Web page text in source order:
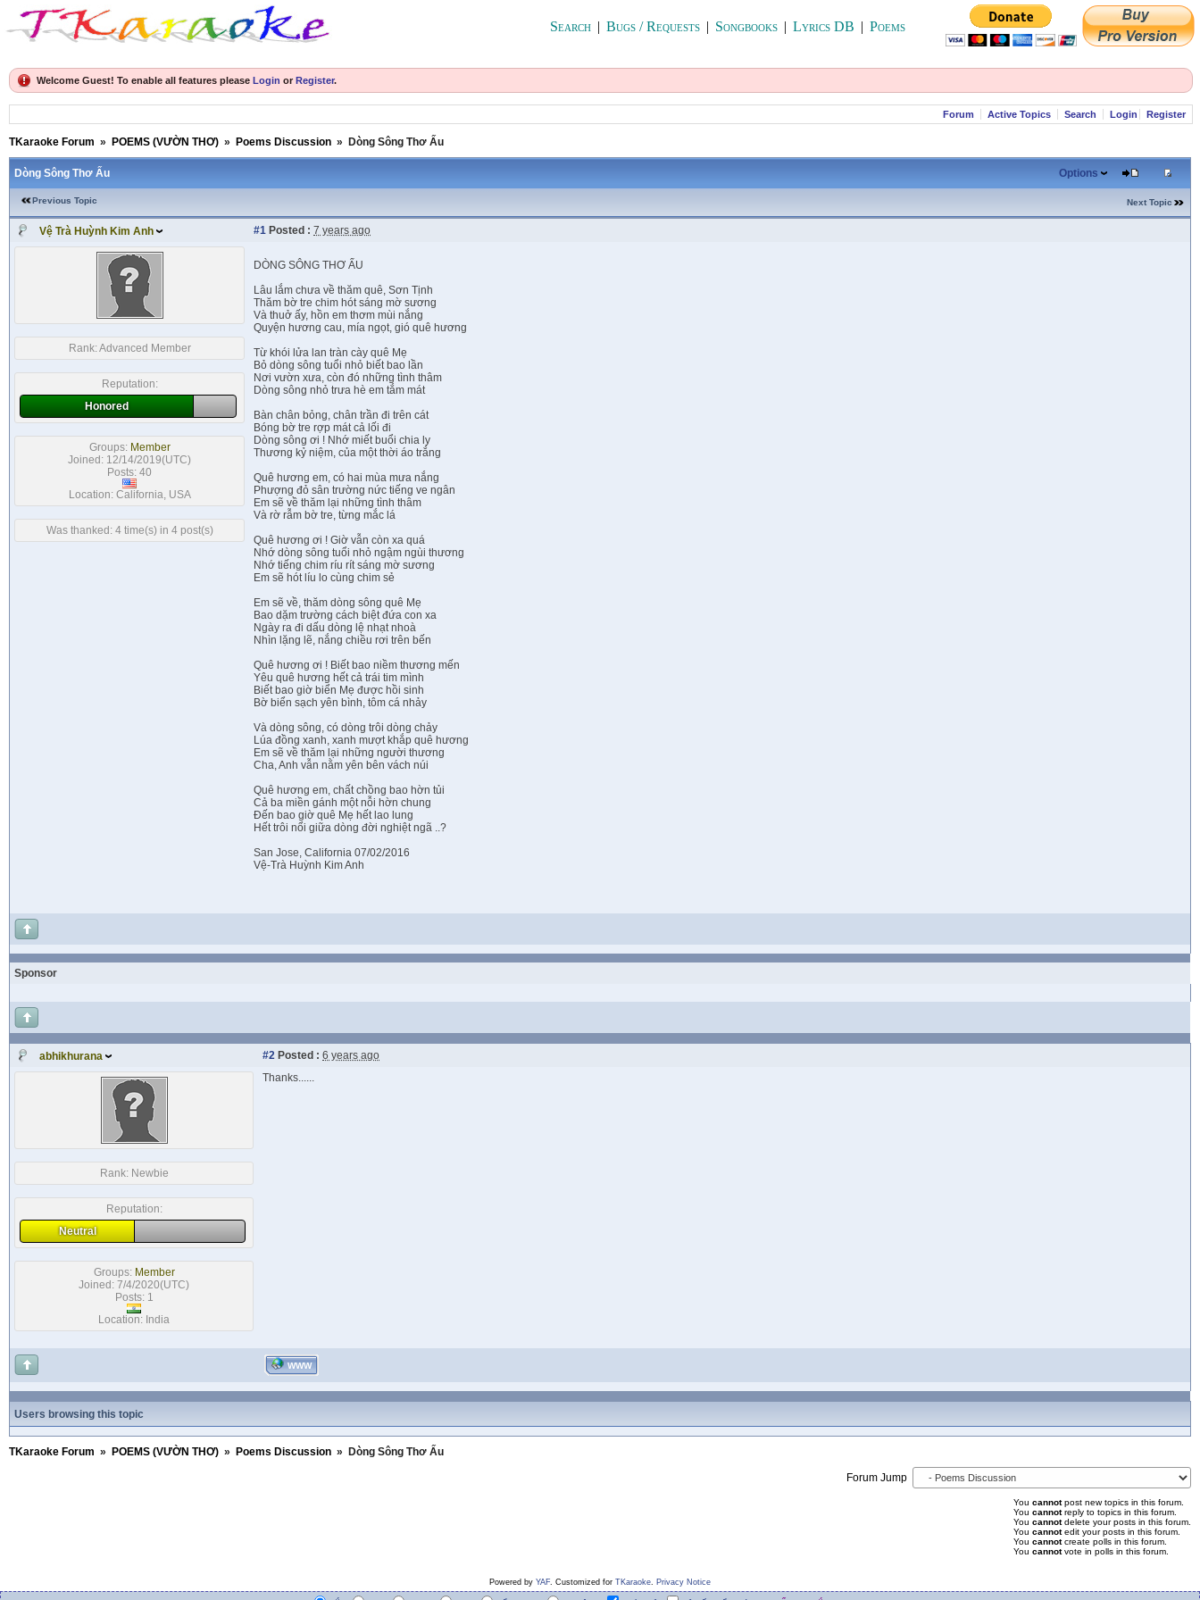
Search | Bugs / Requests | Songbooks | Lyrics DB | Poems
Welcome Guest! To enable all features please Login or Register.
Forum Active Topics Search Login Register
TKaraoke Forum » POEMS (VƯỜN THƠ) » Poems Discussion » Dòng Sông Thơ Ấu
Dòng Sông Thơ Ấu Options
Previous Topic Next Topic
Vệ Trà Huỳnh Kim Anh #1 Posted : 7 years ago
Rank:Advanced Member
Reputation:
Honored
Groups: Member
Joined: 12/14/2019(UTC)
Posts: 40
Location: California, USA
Was thanked: 4 time(s) in 4 post(s)
DÒNG SÔNG THƠ ẤU
Lâu lắm chưa về thăm quê, Sơn Tịnh
Thăm bờ tre chim hót sáng mờ sương
Và thuở ấy, hồn em thơm mùi nắng
Quyện hương cau, mía ngọt, gió quê hương
Từ khói lửa lan tràn cày quê Mẹ
Bỏ dòng sông tuổi nhỏ biết bao lần
Nơi vườn xưa, còn đó những tình thâm
Dòng sông nhỏ trưa hè em tắm mát
Bàn chân bỏng, chân trần đi trên cát
Bóng bờ tre rợp mát cả lối đi
Dòng sông ơi ! Nhớ miết buổi chia ly
Thương kỷ niệm, của một thời áo trắng
Quê hương em, có hai mùa mưa nắng
Phượng đỏ sân trường nức tiếng ve ngân
Em sẽ về thăm lại những tình thâm
Và rờ rẫm bờ tre, từng mắc lá
Quê hương ơi ! Giờ vẫn còn xa quá
Nhớ dòng sông tuổi nhỏ ngậm ngùi thương
Nhớ tiếng chim ríu rít sáng mờ sương
Em sẽ hót líu lo cùng chim sẻ
Em sẽ về, thăm dòng sông quê Mẹ
Bao dặm trường cách biệt đứa con xa
Ngày ra đi dấu dòng lệ nhạt nhoà
Nhìn lặng lẽ, nắng chiều rơi trên bến
Quê hương ơi ! Biết bao niềm thương mến
Yêu quê hương hết cả trái tim mình
Biết bao giờ biển Mẹ được hồi sinh
Bờ biển sạch yên bình, tôm cá nhảy
Và dòng sông, có dòng trôi dòng chảy
Lúa đồng xanh, xanh mượt khắp quê hương
Em sẽ về thăm lại những người thương
Cha, Anh vẫn nằm yên bên vách núi
Quê hương em, chất chồng bao hờn tủi
Cả ba miền gánh một nỗi hờn chung
Đến bao giờ quê Mẹ hết lao lung
Hết trôi nổi giữa dòng đời nghiệt ngã ..?
San Jose, California 07/02/2016
Vệ-Trà Huỳnh Kim Anh
Sponsor
abhikhurana #2 Posted : 6 years ago
Rank: Newbie
Reputation:
Neutral
Groups: Member
Joined: 7/4/2020(UTC)
Posts: 1
Location: India
Thanks......
WWW
Users browsing this topic
TKaraoke Forum » POEMS (VƯỜN THƠ) » Poems Discussion » Dòng Sông Thơ Ấu
Forum Jump
You cannotpost new topics in this forum.
You cannotreply to topics in this forum.
You cannotdelete your posts in this forum.
You cannotedit your posts in this forum.
You cannotcreate polls in this forum.
You cannotvote in polls in this forum.
Powered by YAF. Customized for TKaraoke. Privacy Notice